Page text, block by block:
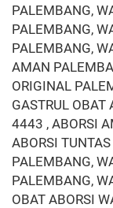
PALEMBANG,
PALEMBANG,
PALEMBANG,
AMAN
ORIGINAL
GASTRUL
4443 , ABORSI
ABORSI
PALEMBANG,
PALEMBANG,
OBAT ABORSI